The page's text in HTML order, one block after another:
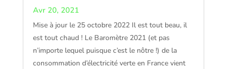
Avr 20, 2021
Mise à jour le 25 octobre 2022 Il est tout beau, il
est tout chaud ! Le Baromètre 2021 (et pas
n’importe lequel puisque c’est le nôtre !) de la
consommation d’électricité verte en France vient